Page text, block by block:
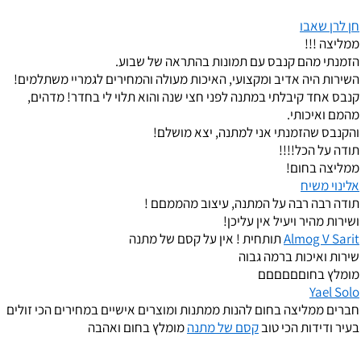
חן לרן שאבו
ממליצה !!!
הזמנתי מהם קנבס עם תמונות בהתראה של שבוע.
השירות היה אדיב ומקצועי, האיכות מעולה והמחירים לגמריי משתלמים!
קנבס אחד קיבלתי במתנה לפני חצי שנה והוא תלוי לי בחדר! מדהים,
מהמם ואיכותי.
והקנבס שהזמנתי אני למתנה, יצא מושלם!
תודה על הכל!!!!
ממליצה בחום!
אלינוי משיח
תודה רבה רבה על המתנה, עיצוב מהממםם !
ושירות מהיר ויעיל אין עליכן!
Almog V Saritתותחית ! אין על קסם של מתנה
שירות ואיכות ברמה גבוה
מומלץ בחוםםםםםם
Yael Solo
חברים ממליצה בחום להנות ממתנות ומוצרים אישיים במחירים הכי זולים
בעיר ודידות הכי טובקסם של מתנהמומלץ בחום ואהבה